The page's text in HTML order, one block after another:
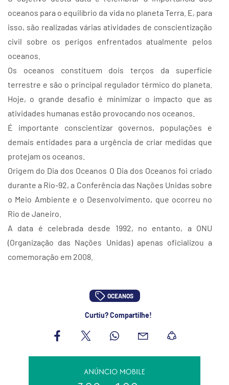
oceanos para o equilíbrio da vida no planeta Terra. E, para
isso, são realizadas várias atividades de conscientização
civil sobre os perigos enfrentados atualmente pelos
oceanos.
Os oceanos constituem dois terços da superfície
terrestre e são o principal regulador térmico do planeta.
Hoje, o grande desafio é minimizar o impacto que as
atividades humanas estão provocando nos oceanos.
É importante conscientizar governos, populações e
demais entidades para a urgência de criar medidas que
protejam os oceanos.
Origem do Dia dos Oceanos O Dia dos Oceanos foi criado
durante a Rio-92, a Conferência das Nações Unidas sobre
o Meio Ambiente e o Desenvolvimento, que ocorreu no
Rio de Janeiro.
A data é celebrada desde 1992, no entanto, a ONU
(Organização das Nações Unidas) apenas oficializou a
comemoração em 2008.
OCEANOS
Curtiu? Compartilhe!